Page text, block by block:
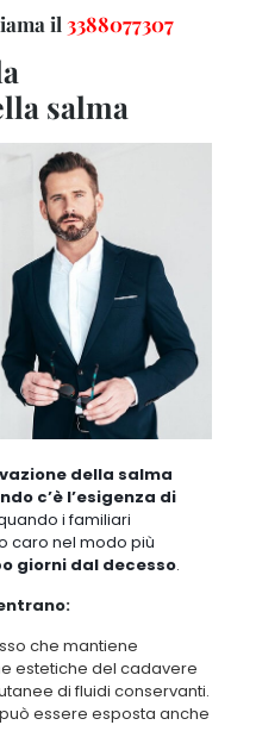
il 3388077307
salma
della salma
c’è l’esigenza di
i familiari
caro nel modo più
giorni dal decesso.
che mantiene
estetiche del cadavere
di fluidi conservanti.
essere esposta anche